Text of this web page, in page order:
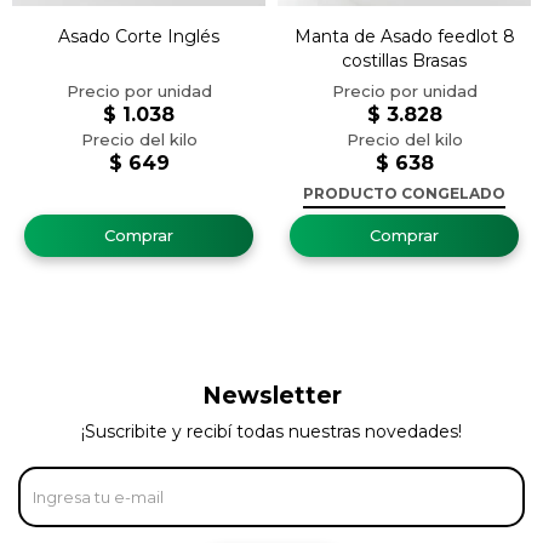
Asado Corte Inglés
$ 649
$ 1.038
Manta de Asado feedlot 8
costillas Brasas
$ 638
$ 3.828
PRODUCTO CONGELADO
Newsletter
¡Suscribite y recibí todas nuestras novedades!